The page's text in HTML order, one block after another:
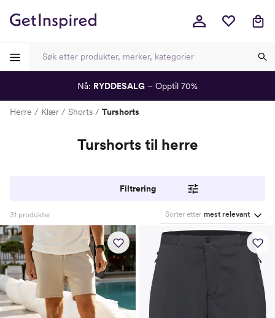
Herre Klær Shorts Turshorts
Turshorts til herre
Filtrering
31 produkter Sorter etter mest relevant
Nå: RYDDESALG – Opptil 70%
-
-
-
-